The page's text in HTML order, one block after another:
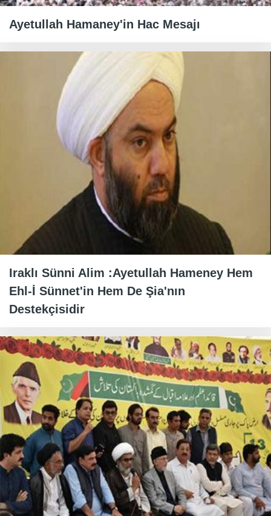
Ayetullah Hamaney'in Hac Mesajı
Iraklı Sünni Alim :Ayetullah Hameney Hem
Ehl-İ Sünnet'in Hem De Şia'nın
Destekçisidir